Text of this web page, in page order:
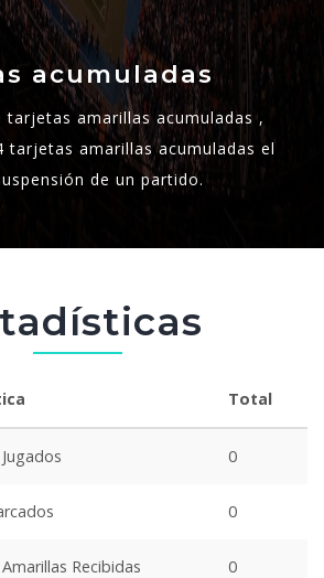
acumuladas
tarjetas amarillas acumuladas ,
tarjetas amarillas acumuladas el
de un partido.
Total
0
0
Recibidas 0